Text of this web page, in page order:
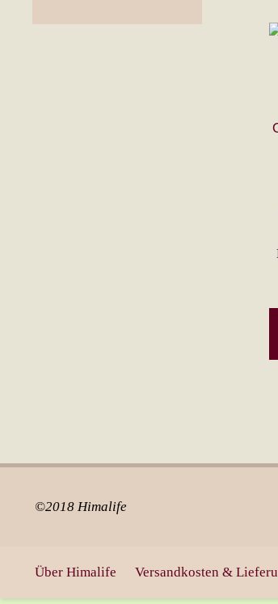
©2018 Himalife
Über Himalife Versandkosten &